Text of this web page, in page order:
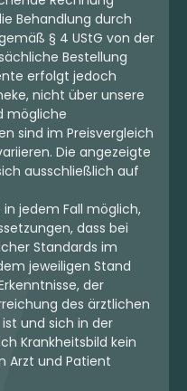
Behandlung durch
§ 4 UStG von der
Bestellung
erfolgt jedoch
nicht über unsere
mögliche
sind im Preisvergleich
Die angezeigte
ausschließlich auf
jedem Fall möglich,
dass bei
Standards im
jeweiligen Stand
der
des ärztlichen
und sich in der
Krankheitsbild kein
Arzt und Patient